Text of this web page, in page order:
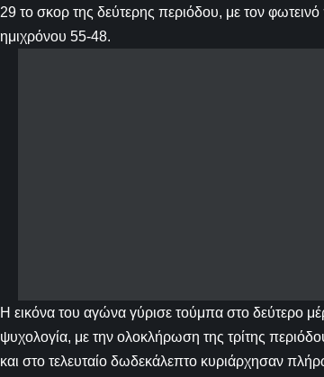
29 το σκορ της δεύτερης περιόδου, με τον
ημιχρόνου 55-48.
Η εικόνα του αγώνα γύρισε τούμπα στο δεύτερο
ψυχολογία, με την ολοκλήρωση της τρίτης
και στο τελευταίο δωδεκάλεπτο κυριάρχησαν